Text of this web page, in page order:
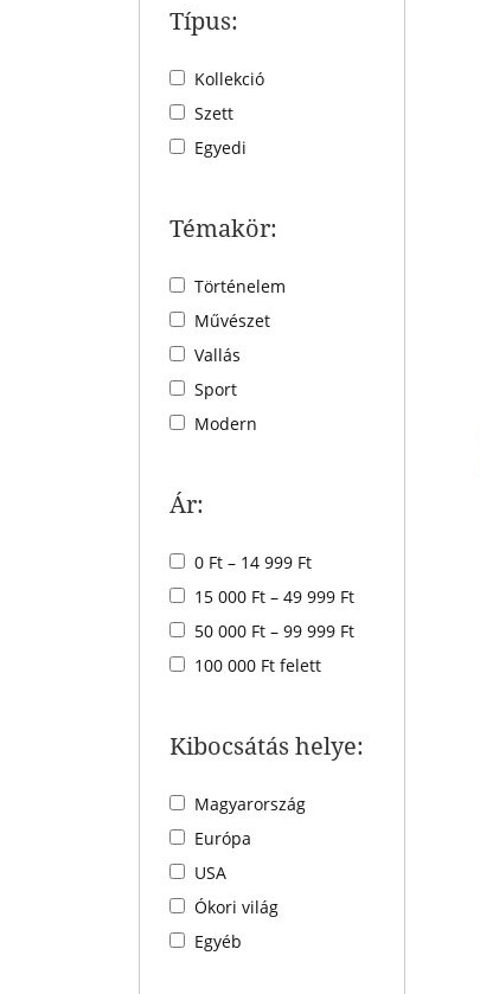
Típus:
Kollekció
Szett
Egyedi
Témakör:
Történelem
Művészet
Vallás
Sport
Modern
Ár:
0 Ft – 14 999 Ft
15 000 Ft – 49 999 Ft
50 000 Ft – 99 999 Ft
100 000 Ft felett
Kibocsátás helye:
Magyarország
Európa
USA
Ókori világ
Egyéb